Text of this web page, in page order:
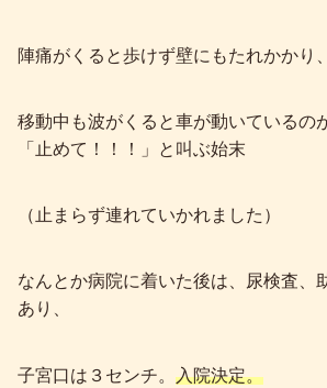
陣痛がくると歩けず壁にもたれかかり
移動中も波がくると車が動いているの
「止めて！！！」と叫ぶ始末
（止まらず連れていかれました）
なんとか病院に着いた後は、尿検査、
あり、
子宮口は３センチ。 入院決定。